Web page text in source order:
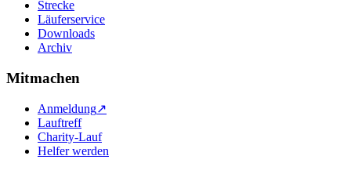
Strecke
Läuferservice
Downloads
Archiv
Mitmachen
Anmeldung↗
Lauftreff
Charity-Lauf
Helfer werden